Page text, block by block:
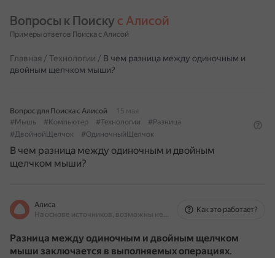
Вопросы к Поиску с Алисой
Примеры ответов Поиска с Алисой
Главная / Технологии / В чем разница между одиночным и
двойным щелчком мыши?
Вопрос для Поиска с Алисой
15 мая
#Мышь
#Компьютер #Технологии
#Разница
#ДвойнойЩелчок
#ОдиночныйЩелчок
В чем разница между одиночным и двойным
щелчком мыши?
Алиса
На основе источников, возможны неточности
Как это работает?
Разница между одиночным и двойным щелчком
мыши заключается в выполняемых операциях.